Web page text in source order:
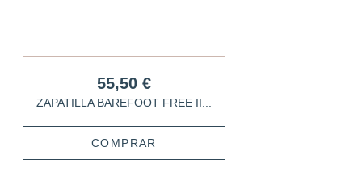
55,50 €
ZAPATILLA BAREFOOT FREE II...
COMPRAR